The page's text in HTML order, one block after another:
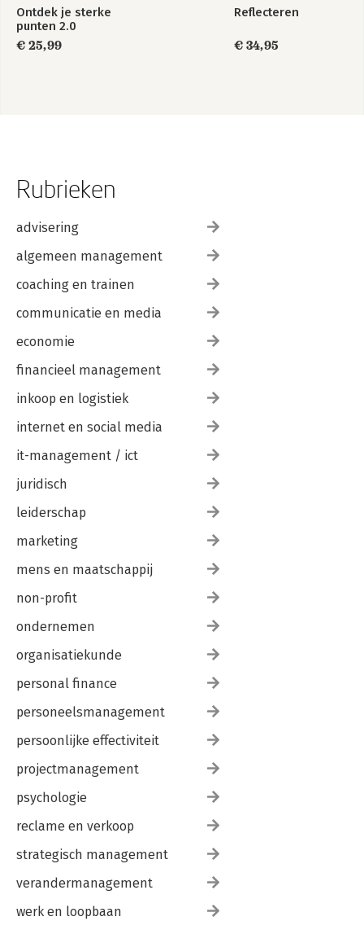
Ontdek je sterke
punten 2.0
€ 25,99
Reflecteren
€ 34,95
Rubrieken
advisering
algemeen management
coaching en trainen
communicatie en media
economie
financieel management
inkoop en logistiek
internet en social media
it-management / ict
juridisch
leiderschap
marketing
mens en maatschappij
non-profit
ondernemen
organisatiekunde
personal finance
personeelsmanagement
persoonlijke effectiviteit
projectmanagement
psychologie
reclame en verkoop
strategisch management
verandermanagement
werk en loopbaan